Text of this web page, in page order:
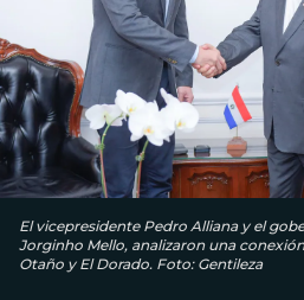
El vicepresidente Pedro Alliana y el
Jorginho Mello, analizaron una
Otaño y El Dorado. Foto: Gentileza